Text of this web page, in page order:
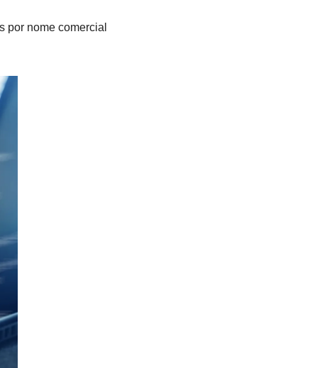
por nome comercial